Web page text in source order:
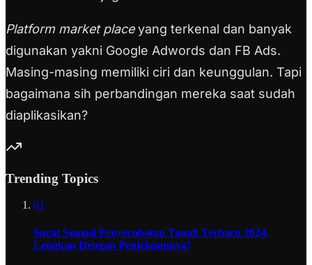
Platform market placeyang terkenal dan banyak
digunakan yakni Google Adwords dan FB Ads.
Masing-masing memiliki ciri dan keunggulan. Tapi
bagaimana sih perbandingan mereka saat sudah
diaplikasikan?
Trending Topics
01
Surat Somasi Penyerobotan Tanah Terbaru 2024,
Lengkap Dengan Penjelasannya!